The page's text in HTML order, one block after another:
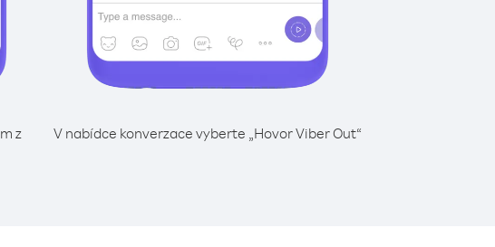
z
V nabídce konverzace vyberte „Hovor Viber Out“